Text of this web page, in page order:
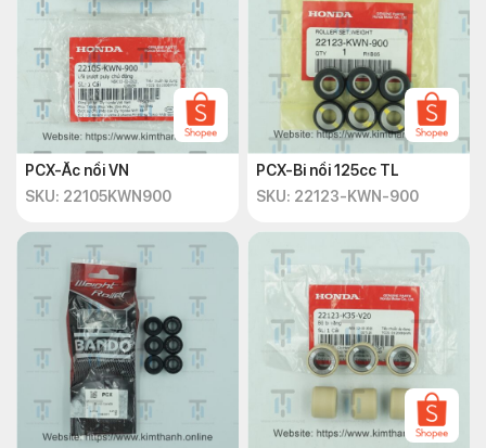
PCX-Ắc nồi VN
SKU: 22105KWN900
PCX-Bi nồi 125cc TL
SKU: 22123-KWN-900